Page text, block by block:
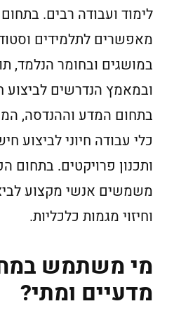
לימוד ועבודה רבים.
מאפשרים לתלמידים
במושגים ובחומר הנלמד,
ובמאמץ הנדרשים לביצוע
בתחום המדע וההנדסה,
כלי עבודה חיוני לביצוע
ותכנון פרויקטים. בתחום
משמשים אנשי מקצוע
וחיזוי מגמות כלכליות.
מי משתמש
מדעיים ומתי?